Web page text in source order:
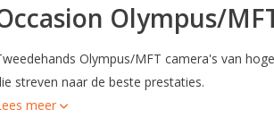
Olympus/
Olympus/MFT camera's van
streven naar de beste prestaties.
meer